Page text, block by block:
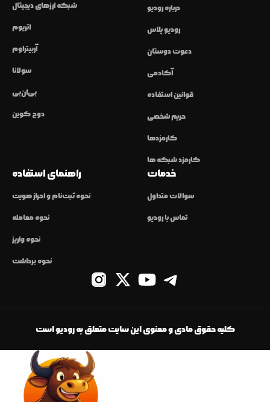
شبکه ارزهای دیجیتال
اتریوم
آربیتراوم
سولانا
بی‌ان‌بی
دوج کوین
درباره رودیو
رودیو پلاس
دعوت دوستان
آکادمی
قوانین استفاده
حریم شخصی
کارمزدها
کارمزد شبکه ها
راهنمای استفاده
نحوه ثبت‌نام و احراز هویت
نحوه معامله
نحوه واریز
نحوه برداشت
خدمات
سوالات متداول
تماس با رودیو
کلیه حقوق مادی و معنوی این سایت متعلق به رودیو است